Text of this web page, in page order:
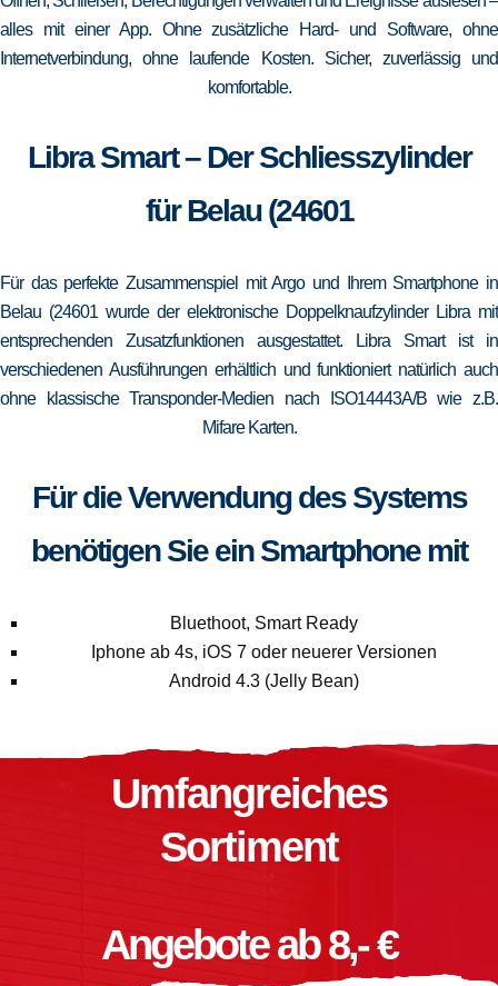
alles mit einer App. Ohne zusätzliche Hard- und Software, ohne
Internetverbindung, ohne laufende Kosten. Sicher, zuverlässig und
komfortable.
Libra Smart – Der Schliesszylinder
für Belau (24601
Für das perfekte Zusammenspiel mit Argo und Ihrem Smartphone in
Belau (24601 wurde der elektronische Doppelknaufzylinder Libra mit
entsprechenden Zusatzfunktionen ausgestattet. Libra Smart ist in
verschiedenen Ausführungen erhältlich und funktioniert natürlich auch
ohne klassische Transponder-Medien nach ISO14443A/B wie z.B.
Mifare Karten.
Für die Verwendung des Systems
benötigen Sie ein Smartphone mit
Bluethoot, Smart Ready
Iphone ab 4s, iOS 7 oder neuerer Versionen
Android 4.3 (Jelly Bean)
Umfangreiches
Sortiment
Angebote ab 8,- €